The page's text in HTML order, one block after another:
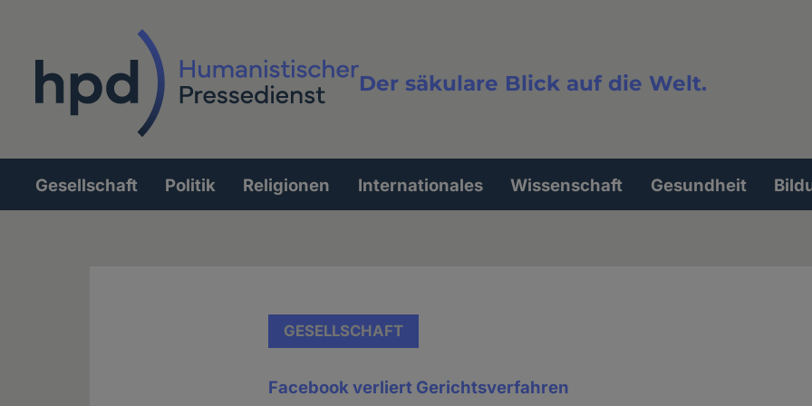
Der säkulare Blick auf die Welt.
Volltextsuche
Hauptnavigation
Gesellschaft Politik Religionen Internationales Wissenschaft Gesundheit
GESELLSCHAFT
Facebook verliert Gerichtsverfahren